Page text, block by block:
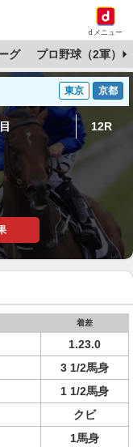
dメニュー
グ プロ野球（2軍）
東京 京都
12R
着差
1.23.0
3 1/2馬身
1 1/2馬身
クビ
1馬身